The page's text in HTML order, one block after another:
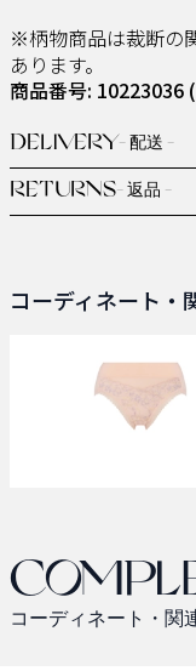
※柄物商品は裁断の
あります。
商品番号: 10223036
DELIVERY- 配送 -
RETURNS- 返品 -
コーディネート・
コーディネート・関